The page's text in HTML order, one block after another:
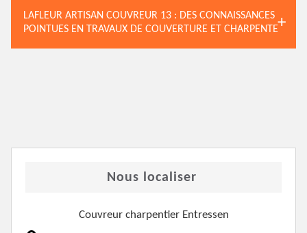
LAFLEUR ARTISAN COUVREUR 13 : DES CONNAISSANCES
POINTUES EN TRAVAUX DE COUVERTURE ET CHARPENTE
Nous localiser
Couvreur charpentier Entressen